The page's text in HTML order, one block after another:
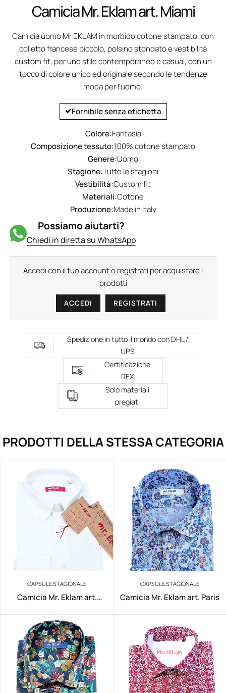
Camicia Mr. Eklam art. Miami
Camicia uomo Mr EKLAM in morbido cotone stampato, con
colletto francese piccolo, polsino stondato e vestibilità
custom fit, per uno stile contemporaneo e casual, con un
tocco di colore unico ed originale secondo le tendenze
moda per l'uomo.
Fornibile senza etichetta
Colore:Fantasia
Composizione tessuto:100% cotone stampato
Genere:Uomo
Stagione:Tutte le stagioni
Vestibilità:Custom fit
Materiali:Cotone
Produzione:Made in Italy
Possiamo aiutarti?
Chiedi in diretta su WhatsApp
Accedi con il tuo account o registrati per acquistare i
prodotti
ACCEDI REGISTRATI
Spedizione in tutto il mondo con DHL /
UPS
Certificazione
REX
Solo materiali
pregiati
PRODOTTI DELLA STESSA CATEGORIA
CAPSULE STAGIONALE
Camicia Mr. Eklam art.
CAPSULE STAGIONALE
Camicia Mr. Eklam art. Paris